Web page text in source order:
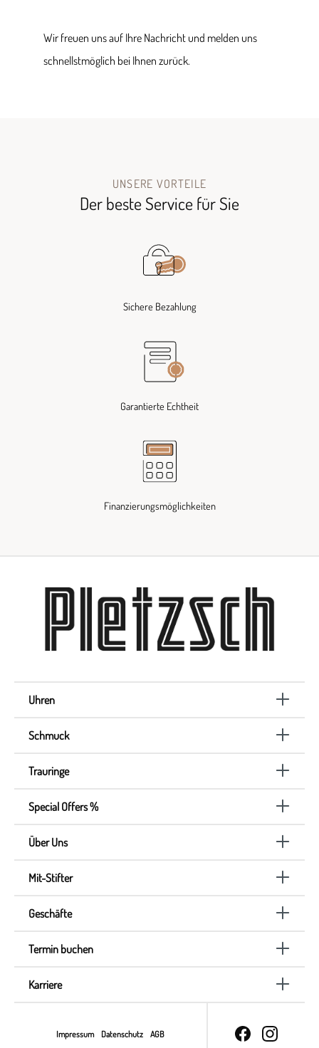
Wir freuen uns auf Ihre Nachricht und melden uns
schnellstmöglich bei Ihnen zurück.
UNSERE VORTEILE
Der beste Service für Sie
Sichere Bezahlung
Garantierte Echtheit
Finanzierungsmöglichkeiten
Uhren
Schmuck
Trauringe
Special Offers %
Über Uns
Mit-Stifter
Geschäfte
Termin buchen
Karriere
Impressum Datenschutz AGB